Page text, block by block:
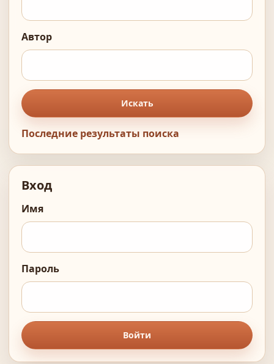
Автор
Искать
Последние результаты поиска
Вход
Имя
Пароль
Войти